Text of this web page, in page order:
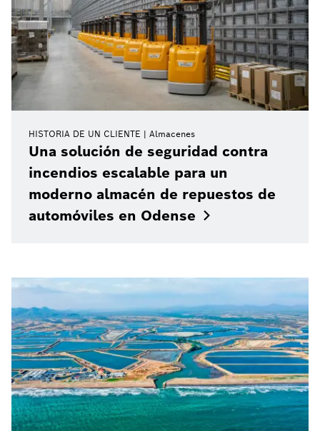
HISTORIA DE UN CLIENTE Almacenes
Una solución de seguridad contra
incendios escalable para un
moderno almacén de repuestos de
automóviles en Odense